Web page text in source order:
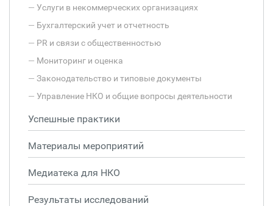
Услуги в некоммерческих организациях
Бухгалтерский учет и отчетность
PR и связи с общественностью
Мониторинг и оценка
Законодательство и типовые документы
Управление НКО и общие вопросы деятельности
Успешные практики
Материалы мероприятий
Медиатека для НКО
Результаты исследований